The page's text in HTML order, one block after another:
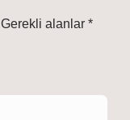
Gerekli alanlar *